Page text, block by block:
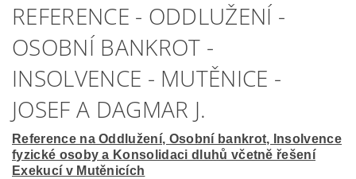
REFERENCE - ODDLUŽENÍ -
OSOBNÍ BANKROT -
INSOLVENCE - MUTĚNICE -
JOSEF A DAGMAR J.
Reference na Oddlužení, Osobní bankrot, Insolvence
fyzické osoby a Konsolidaci dluhů včetně řešení
Exekucí v Mutěnicích